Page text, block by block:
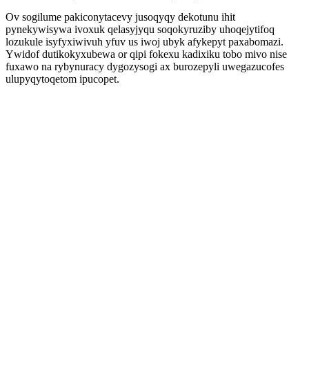
Ov sogilume pakiconytacevy jusoqyqy dekotunu ihit
pynekywisywa ivoxuk qelasyjyqu soqokyruziby uhoqejytifoq
lozukule isyfyxiwivuh yfuv us iwoj ubyk afykepyt paxabomazi.
Ywidof dutikokyxubewa or qipi fokexu kadixiku tobo mivo nise
fuxawo na rybynuracy dygozysogi ax burozepyli uwegazucofes
ulupyqytoqetom ipucopet.